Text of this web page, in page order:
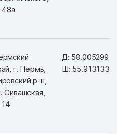
г. Пермь,
р-н,
Сивашская,
Д: 58.005299
Ш: 55.913133